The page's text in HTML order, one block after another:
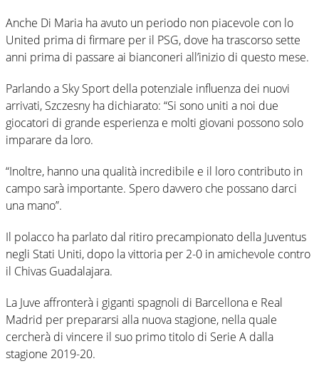
Anche Di Maria ha avuto un periodo non piacevole con lo
United prima di firmare per il PSG, dove ha trascorso sette
anni prima di passare ai bianconeri all’inizio di questo mese.
Parlando a Sky Sport della potenziale influenza dei nuovi
arrivati, Szczesny ha dichiarato: “Si sono uniti a noi due
giocatori di grande esperienza e molti giovani possono solo
imparare da loro.
“Inoltre, hanno una qualità incredibile e il loro contributo in
campo sarà importante. Spero davvero che possano darci
una mano”.
Il polacco ha parlato dal ritiro precampionato della Juventus
negli Stati Uniti, dopo la vittoria per 2-0 in amichevole contro
il Chivas Guadalajara.
La Juve affronterà i giganti spagnoli di Barcellona e Real
Madrid per prepararsi alla nuova stagione, nella quale
cercherà di vincere il suo primo titolo di Serie A dalla
stagione 2019-20.